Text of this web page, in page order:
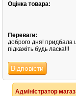
Оцінка товара:
Переваги:
доброго дня! придбала
підкажіть будь ласка!!!
Відповісти
Адміністратор